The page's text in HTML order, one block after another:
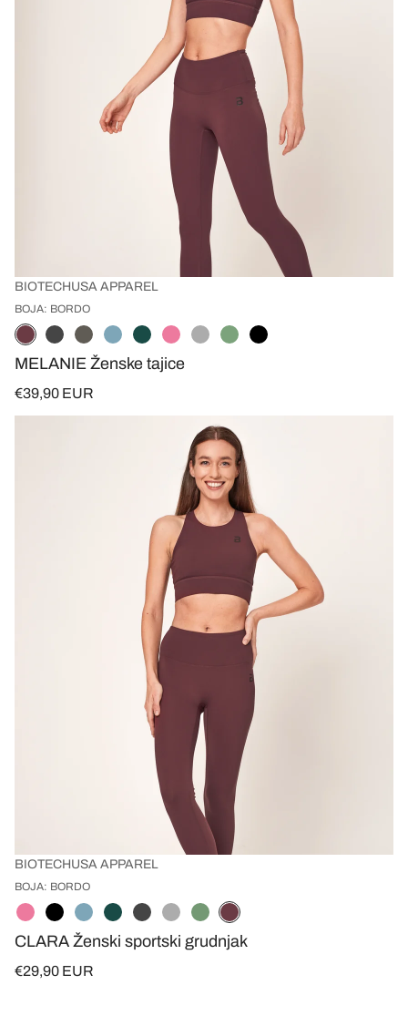
BIOTECHUSA APPAREL
BOJA: BORDO
MELANIE Ženske tajice
€39,90 EUR
BIOTECHUSA APPAREL
BOJA: BORDO
CLARA Ženski sportski grudnjak
€29,90 EUR